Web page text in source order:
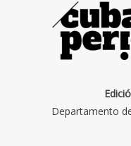
Departamento